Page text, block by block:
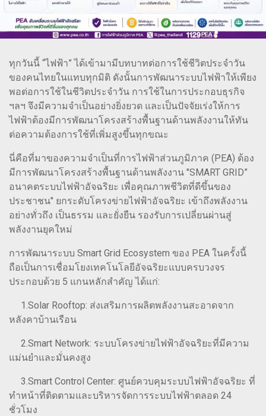
ทุกวันนี้ “ไฟฟ้า” ได้เข้ามามีบทบาทต่อการใช้ชีวิตประจำวัน
ของคนไทยในแทบทุกมิติ ดังนั้นการพัฒนาระบบไฟฟ้าให้เพียง
พอต่อการใช้ในชีวิตประจำวัน การใช้ในการประกอบธุรกิจ
ฯลฯ จึงมีความจำเป็นอย่างยิ่งยวด และเป็นปัจจัยเร่งให้การ
ไฟฟ้าต้องมีการพัฒนาโครงสร้างพื้นฐานด้านพลังงานให้ทัน
ต่อความต้องการใช้ที่เพิ่มสูงขึ้นทุกขณะ
นี่คือที่มาของความจำเป็นที่การไฟฟ้าส่วนภูมิภาค (PEA) ต้อง
มีการพัฒนาโครงสร้างพื้นฐานด้านพลังงาน "SMART GRID”
อนาคตระบบไฟฟ้าอัจฉริยะ เพื่อคุณภาพชีวิตที่ดีขึ้นของ
ประชาชน" ยกระดับโครงข่ายไฟฟ้าอัจฉริยะ เข้าถึงพลังงาน
อย่างทั่วถึง เป็นธรรม และยั่งยืน รองรับการเปลี่ยนผ่านสู่
พลังงานยุคใหม่
การพัฒนาระบบ Smart Grid Ecosystem ของ PEA ในครั้งนี้
ถือเป็นการเชื่อมโยงเทคโนโลยีอัจฉริยะแบบครบวงจร
ประกอบด้วย 5 แกนหลักสำคัญ ได้แก่:
1.Solar Rooftop: ส่งเสริมการผลิตพลังงานสะอาดจาก
หลังคาบ้านเรือน
2.Smart Network: ระบบโครงข่ายไฟฟ้าอัจฉริยะที่มีความ
แม่นยำและมั่นคงสูง
3.Smart Control Center: ศูนย์ควบคุมระบบไฟฟ้าอัจฉริยะ ที่
ทำหน้าที่ติดตามและบริหารจัดการระบบไฟฟ้าตลอด 24
ชั่วโมง